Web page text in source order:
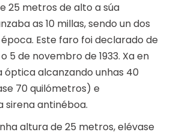
25 metros de alto a súa
as 10 millas, sendo un dos
Este faro foi declarado de
5 de novembro de 1933. Xa en
óptica alcanzando unhas 40
70 quilómetros) e
sirena antinéboa.
altura de 25 metros, elévase